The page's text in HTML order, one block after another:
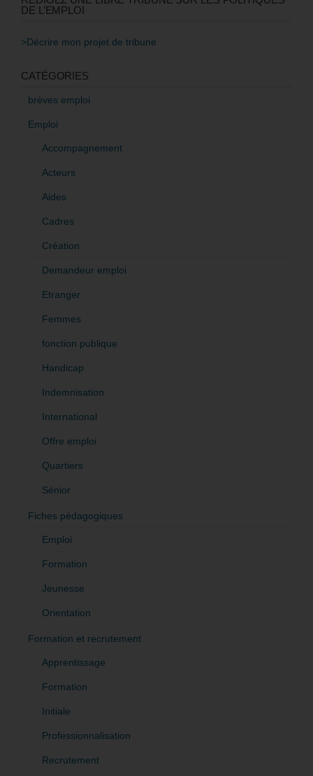
DE L’EMPLOI
>Décrire mon projet de tribune
CATÉGORIES
brèves emploi
Emploi
Accompagnement
Acteurs
Aides
Cadres
Création
Demandeur emploi
Etranger
Femmes
fonction publique
Handicap
Indemnisation
International
Offre emploi
Quartiers
Sénior
Fiches pédagogiques
Emploi
Formation
Jeunesse
Orientation
Formation et recrutement
Apprentissage
Formation
Initiale
Professionnalisation
Recrutement